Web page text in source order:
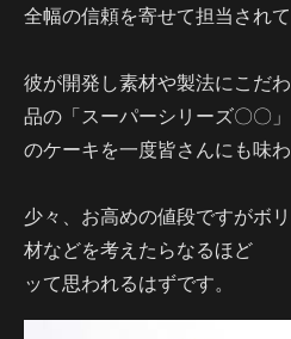
全幅の信頼を寄せて担当されて
彼が開発し素材や製法にこだ
品の「スーパーシリーズ〇〇」
のケーキを一度皆さんにも味
少々、お高めの値段ですがボ
材などを考えたらなるほど
ッて思われるはずです。